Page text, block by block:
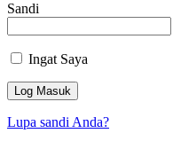
Sandi
Ingat Saya
Lupa sandi Anda?